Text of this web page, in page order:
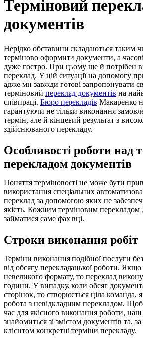
Терміновий
документів
Нерідко обставини складаються таким
терміново оформити документи, а
дуже гостро. При цьому ще й потрібен
переклад. У цій ситуації на допомогу
адже ми завжди готові запропонувати
терміновий переклад документів на
співпраці. Бюро перекладів Макаренко
гарантуючи не тільки виконання
термін, але й кінцевий результат з
здійснюваного перекладу.
Особливості роботи над
перекладом документів
Поняття терміновості не може бути
використання спеціальних
переклад за допомогою яких не
якість. Кожним терміновим перекладом
займатися саме фахівці.
Строки виконання робіт
Терміни виконання подібної послуги
від обсягу перекладацької роботи.
невеликого формату, то переклад
години. У випадку, коли обсяг
сторінок, то створюється ціла команда,
робота з невідкладним перекладом. Щоб
час для якісного виконання роботи, наш
знайомиться зі змістом документів та,
клієнтом конкретні терміни перекладу.